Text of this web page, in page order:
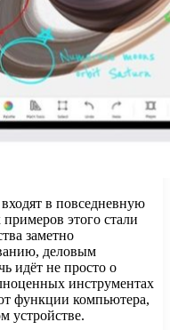
в повседневную
этого стали
заметно
деловым
идёт не просто о
инструментах
функции компьютера,
устройстве.